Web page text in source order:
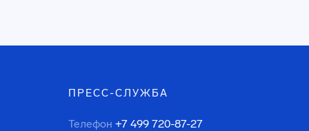
ПРЕСС-СЛУЖБА
Телефон +7 499 720-87-27